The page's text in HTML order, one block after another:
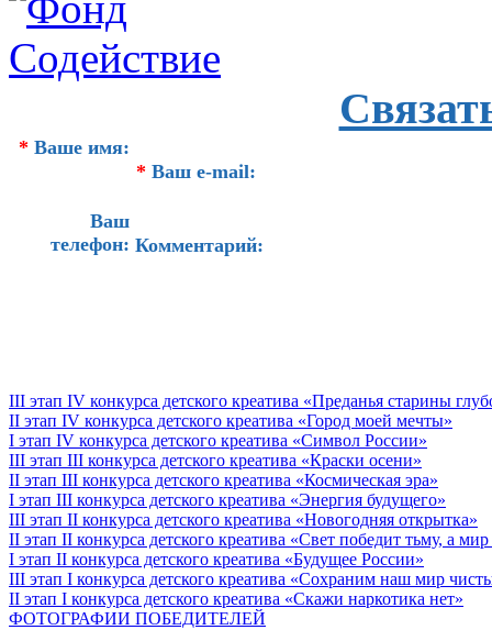
* Ваше имя:
* Ваш e-mail:
Ваш
телефон: Комментарий:
III этап IV конкурса детского креатива «Преданья старины
II этап IV конкурса детского креатива «Город моей мечты»
I этап IV конкурса детского креатива «Символ России»
III этап III конкурса детского креатива «Краски осени»
II этап III конкурса детского креатива «Космическая эра»
I этап III конкурса детского креатива «Энергия будущего»
III этап II конкурса детского креатива «Новогодняя открытка»
II этап II конкурса детского креатива «Свет победит тьму, а
I этап II конкурса детского креатива «Будущее России»
III этап I конкурса детского креатива «Сохраним наш мир
II этап I конкурса детского креатива «Скажи наркотика нет»
ФОТОГРАФИИ ПОБЕДИТЕЛЕЙ